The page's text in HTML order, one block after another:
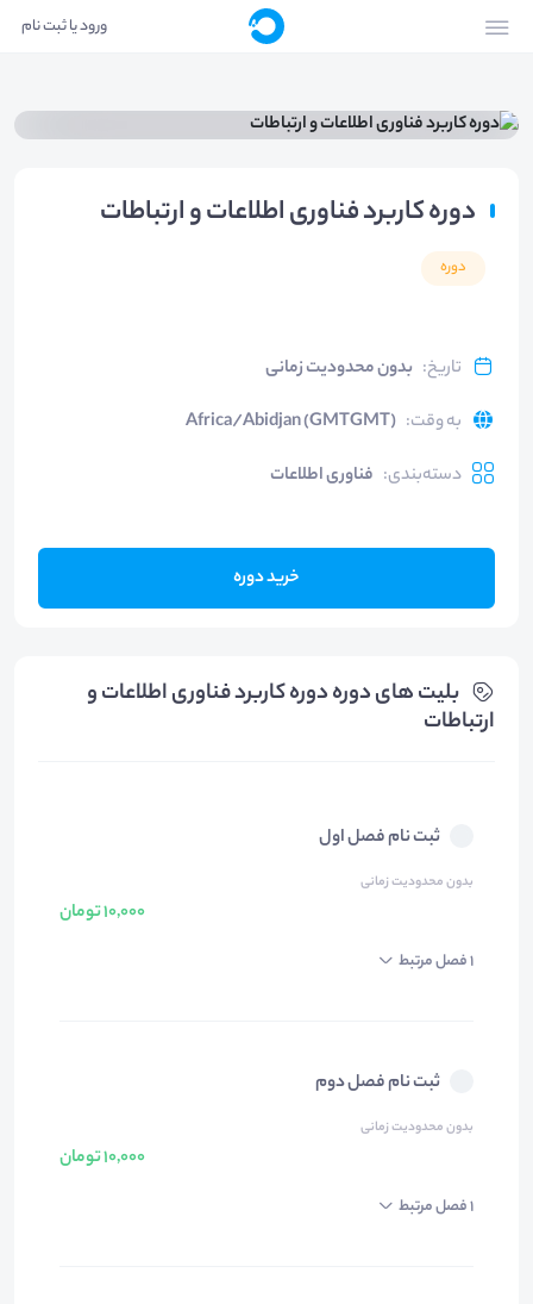
ورود یا ثبت نام
دوره کاربرد فناوری اطلاعات و ارتباطات
دوره
تاریخ: بدون محدودیت زمانی
به وقت:
Africa/Abidjan (GMTGMT)
دسته‌بندی: فناوری اطلاعات
خرید دوره
بلیت های دوره دوره کاربرد فناوری اطلاعات و
ارتباطات
ثبت نام فصل اول
بدون محدودیت زمانی
10,000 تومان
1 فصل مرتبط
ثبت نام فصل دوم
بدون محدودیت زمانی
10,000 تومان
1 فصل مرتبط